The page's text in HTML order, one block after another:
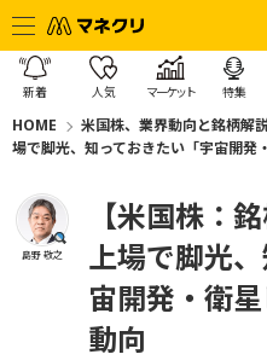
新着 人気 マーケット 特集
HOME 米国株、業界動向と銘柄解
場で脚光、知っておきたい「宇宙開発
島野 敬之
【米国株：
上場で脚光
宙開発・衛
動向